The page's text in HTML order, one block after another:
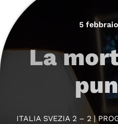
5
La
ITALIA SVEZIA 2 – 2 |